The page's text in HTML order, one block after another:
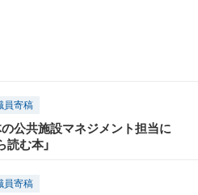
員寄稿
の公共施設マネジメント担当に
読む本」
員寄稿